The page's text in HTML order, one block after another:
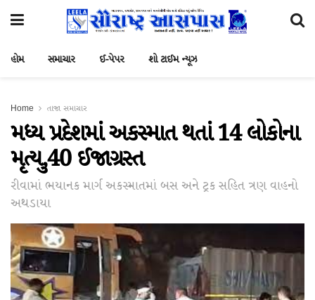
હોમ સમાચાર ઈ-પેપર શો ટાઈમ ન્યૂઝ
Home તાજા સમાચાર
મધ્ય પ્રદેશમાં અકસ્માત થતાં 14 લોકોના
મૃત્યુ,40 ઈજાગ્રસ્ત
રીવામાં ભયાનક માર્ગ અકસ્માતમાં બસ અને ટ્રક સહિત ત્રણ વાહનો
અથડાયા